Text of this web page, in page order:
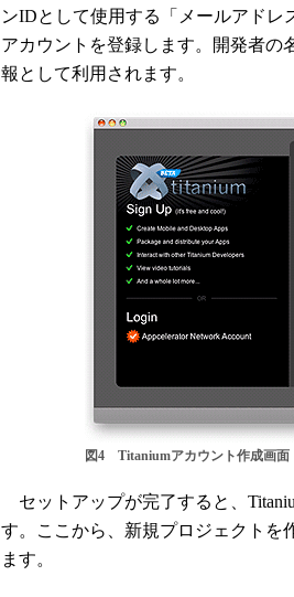
ンIDとして使用する「メールアドレ
アカウントを登録します。開発者の
報として利用されます。
図4 Titaniumアカウント作成画面
セットアップが完了すると、
す。ここから、新規プロジェクトを
ます。